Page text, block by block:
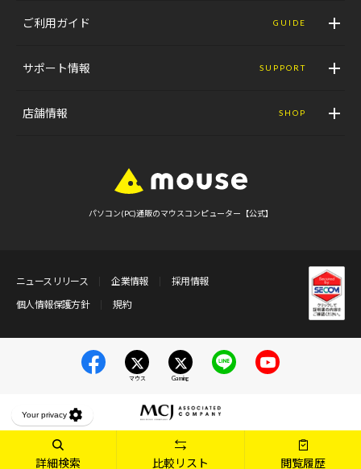
詳細検索 比較リスト 閲覧履歴
ご利用ガイド GUIDE
サポート情報 SUPPORT
店舗情報 SHOP
パソコン(PC)通販のマウスコンピューター【公式】
ニュースリリース 企業情報
採用情報
個人情報保護方針
規約
マウス Gaming